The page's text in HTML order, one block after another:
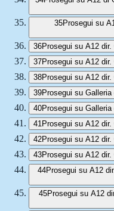
35Prosegui su
36Prosegui su A12
37Prosegui su A12
38Prosegui su A12
39Prosegui su
40Prosegui su Galleria
41 Prosegui su A12
42Prosegui su A12
43Prosegui su A12
44Prosegui su A12
45Prosegui su A12